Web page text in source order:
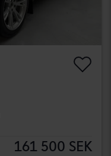
161 500 SEK